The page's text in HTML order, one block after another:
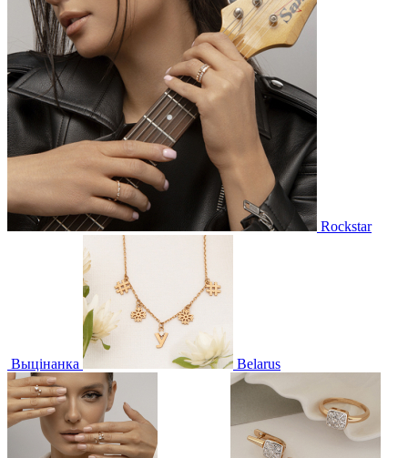
Rockstar
Выцінанка Belarus